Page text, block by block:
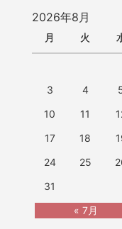
2026年8月
月 火
« 7月
3
4
10
11
17
18
24
25
31